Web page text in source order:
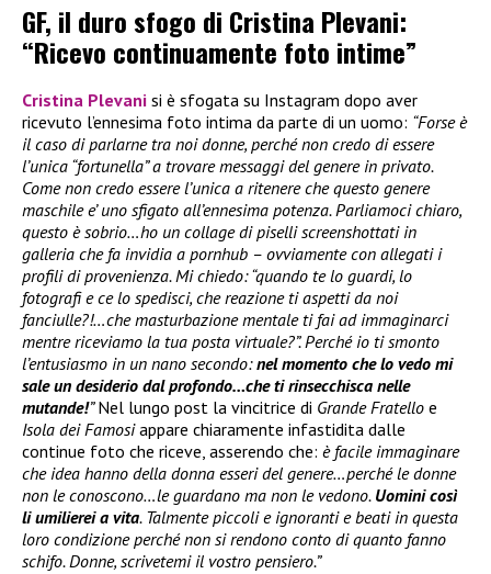
GF, il duro sfogo di Cristina Plevani:
“Ricevo continuamente foto intime”
Cristina Plevani si è sfogata su Instagram dopo aver
ricevuto l’ennesima foto intima da parte di un uomo: “Forse è
il caso di parlarne tra noi donne, perché non credo di essere
l’unica “fortunella” a trovare messaggi del genere in privato.
Come non credo essere l’unica a ritenere che questo genere
maschile e’ uno sfigato all’ennesima potenza. Parliamoci chiaro,
questo è sobrio…ho un collage di piselli screenshottati in
galleria che fa invidia a pornhub – ovviamente con allegati i
profili di provenienza. Mi chiedo: “quando te lo guardi, lo
fotografi e ce lo spedisci, che reazione ti aspetti da noi
fanciulle?!…che masturbazione mentale ti fai ad immaginarci
mentre riceviamo la tua posta virtuale?”. Perché io ti smonto
l’entusiasmo in un nano secondo:nel momento che lo vedo mi
sale un desiderio dal profondo…che ti rinsecchisca nelle
mutande!”Nel lungo post la vincitrice di Grande Fratello e
Isola dei Famosiappare chiaramente infastidita dalle
continue foto che riceve, asserendo che: è facile immaginare
che idea hanno della donna esseri del genere…perché le donne
non le conoscono…le guardano ma non le vedono. Uomini così
li umilierei a vita. Talmente piccoli e ignoranti e beati in questa
loro condizione perché non si rendono conto di quanto fanno
schifo. Donne, scrivetemi il vostro pensiero.”